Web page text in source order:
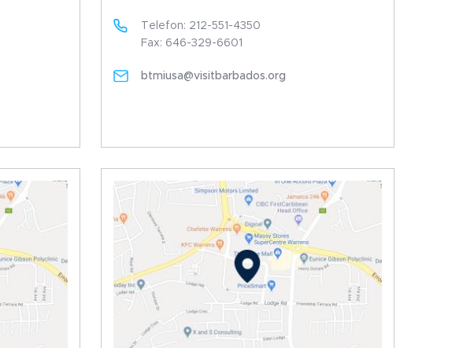
Telefon: 212-551-4350
Fax: 646-329-6601
btmiusa@visitbarbados.org